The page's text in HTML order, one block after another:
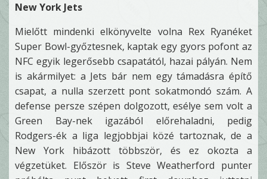
New York Jets
Mielőtt mindenki elkönyvelte volna Rex Ryanéket
Super Bowl-győztesnek, kaptak egy gyors pofont az
NFC egyik legerősebb csapatától, hazai pályán. Nem
is akármilyet: a Jets bár nem egy támadásra építő
csapat, a nulla szerzett pont sokatmondó szám. A
defense persze szépen dolgozott, esélye sem volt a
Green Bay-nek igazából előrehaladni, pedig
Rodgers-ék a liga legjobbjai közé tartoznak, de a
New York hibázott többször, és ez okozta a
végzetüket. Először is Steve Weatherford punter